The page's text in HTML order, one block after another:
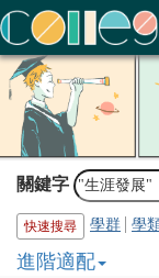
ColleGo! 大學選才
關鍵字
快速搜尋 學群 學
進階適配